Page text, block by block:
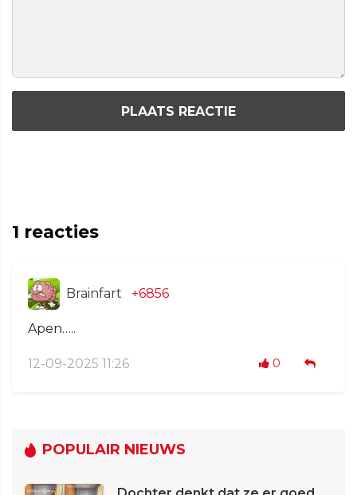
PLAATS REACTIE
1 reacties
Brainfart +6856
Apen…..
12-09-2025 11:26 0
POPULAIR NIEUWS